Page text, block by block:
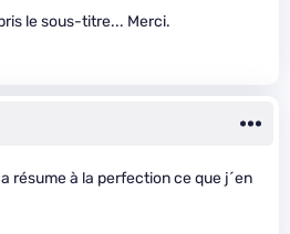
le sous-titre... Merci.
résume à la perfection ce que j´en